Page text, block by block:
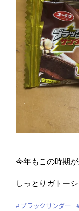
今年もこの時期が
しっとりガトー
ブラックサンダー